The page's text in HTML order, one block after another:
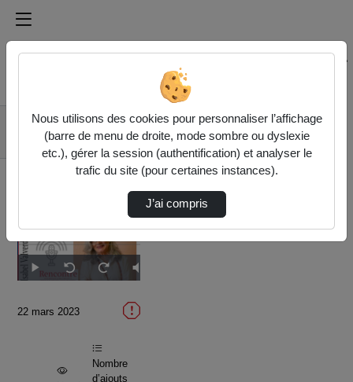
Médiathèque de l'université Paris
Rechercher un média sur Médiathèque de l'université
Accueil
Vidéos
Rencontre avec
Isabel Valverde
Lecture
Seek
back
Seek
forward
22 mars 2023
Nombre
d’ajouts
Nous utilisons des cookies pour personnaliser l’affichage
(barre de menu de droite, mode sombre ou dyslexie
etc.), gérer la session (authentification) et analyser le
trafic du site (pour certaines instances).
J’ai compris